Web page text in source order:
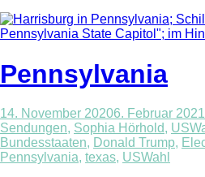
Pennsylvania
14. November 20206. Februar 2021
Sendungen, Sophia Hörhold,
Bundesstaaten, Donald Trump,
Pennsylvania, texas, USWahl